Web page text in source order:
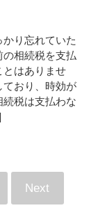
り忘れていた
の相続税を支払
とはありませ
ており、時効が
続税は支払わな
Next